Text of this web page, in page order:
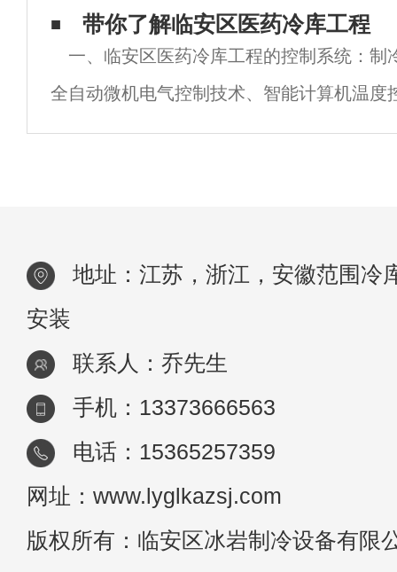
性
现象，那么我们应该怎么去处理呢！冷库也
一样，那么冷库在使用中出现异味该怎么处
呢！首先将库内物品转移，调整库温至天然
度
带你了解临安区医药冷库工程
一、临安区医药冷库工程的控制系统：制
全自动微机电气控制技术、智能计算机温度
度传感器。库内温度10℃～20℃范围内自由
地址：江苏，浙江，安徽范围冷
安装
联系人：乔先生
手机：13373666563
电话：15365257359
网址：www.lyglkazsj.com
版权所有：临安区冰岩制冷设备有限